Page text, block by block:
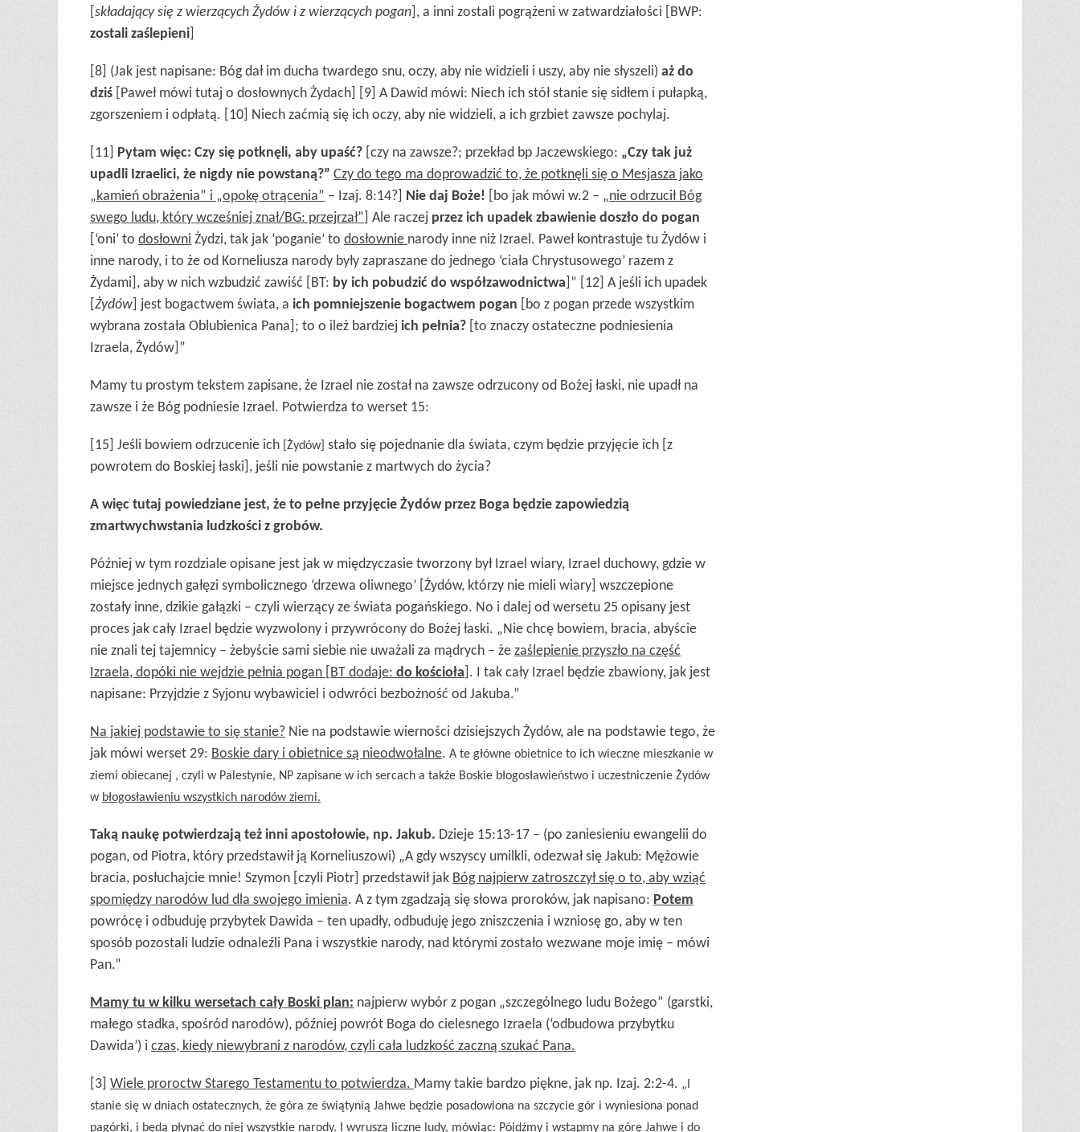
składający się z wierzących Żydów i z wierzących pogan ], a inni zostali pogrążeni w zatwardziałości [BWP:
zostali zaślepieni
[8] (Jak jest napisane: Bóg dał im ducha twardego snu, oczy, aby nie widzieli i uszy, aby nie słyszeli) aż do
dziś [Paweł mówi tutaj o dosłownych Żydach] [9] A Dawid mówi: Niech ich stół stanie się sidłem i pułapką,
zgorszeniem i odpłatą. [10] Niech zaćmią się ich oczy, aby nie widzieli, a ich grzbiet zawsze pochylaj.
[11] Pytam więc: Czy się potknęli, aby upaść? [czy na zawsze?; przekład bp Jaczewskiego: „Czy tak już
upadli Izraelici, że nigdy nie powstaną?” Czy do tego ma doprowadzić to, że potknęli się o Mesjasza jako
„kamień obrażenia” i „opokę otrącenia” – Izaj. 8:14?] Nie daj Boże! [bo jak mówi w.2 – „nie odrzucił Bóg
swego ludu, który wcześniej znał/BG: przejrzał” ] Ale raczej przez ich upadek zbawienie doszło do pogan
[‘oni’ to dosłowni Żydzi, tak jak ‘poganie’ to dosłownie narody inne niż Izrael. Paweł kontrastuje tu Żydów i
inne narody, i to że od Korneliusza narody były zapraszane do jednego ‘ciała Chrystusowego’ razem z
Żydami], aby w nich wzbudzić zawiść [BT: by ich pobudzić do współzawodnictwa ]” [12] A jeśli ich upadek
Żydów ] jest bogactwem świata, a ich pomniejszenie bogactwem pogan [bo z pogan przede wszystkim
wybrana została Oblubienica Pana]; to o ileż bardziej ich pełnia? [to znaczy ostateczne podniesienia
Izraela, Żydów]”
Mamy tu prostym tekstem zapisane, że Izrael nie został na zawsze odrzucony od Bożej łaski, nie upadł na
zawsze i że Bóg podniesie Izrael. Potwierdza to werset 15:
[15] Jeśli bowiem odrzucenie ich [Żydów] stało się pojednanie dla świata, czym będzie przyjęcie ich [z
powrotem do Boskiej łaski], jeśli nie powstanie z martwych do życia?
A więc tutaj powiedziane jest, że to pełne przyjęcie Żydów przez Boga będzie zapowiedzią
zmartwychwstania ludzkości z grobów.
Później w tym rozdziale opisane jest jak w międzyczasie tworzony był Izrael wiary, Izrael duchowy, gdzie w
miejsce jednych gałęzi symbolicznego ‘drzewa oliwnego’ [Żydów, którzy nie mieli wiary] wszczepione
zostały inne, dzikie gałązki – czyli wierzący ze świata pogańskiego. No i dalej od wersetu 25 opisany jest
proces jak cały Izrael będzie wyzwolony i przywrócony do Bożej łaski. „Nie chcę bowiem, bracia, abyście
nie znali tej tajemnicy – żebyście sami siebie nie uważali za mądrych – że zaślepienie przyszło na część
Izraela, dopóki nie wejdzie pełnia pogan [BT dodaje: do kościoła . I tak cały Izrael będzie zbawiony, jak jest
napisane: Przyjdzie z Syjonu wybawiciel i odwróci bezbożność od Jakuba.”
Na jakiej podstawie to się stanie? Nie na podstawie wierności dzisiejszych Żydów, ale na podstawie tego, że
jak mówi werset 29: Boskie dary i obietnice są nieodwołalne. A te główne obietnice to ich wieczne mieszkanie w
ziemi obiecanej , czyli w Palestynie, NP zapisane w ich sercach a także Boskie błogosławieństwo i uczestniczenie Żydów
w błogosławieniu wszystkich narodów ziemi.
Taką naukę potwierdzają też inni apostołowie, np. Jakub. Dzieje 15:13-17 – (po zaniesieniu ewangelii do
pogan, od Piotra, który przedstawił ją Korneliuszowi) „A gdy wszyscy umilkli, odezwał się Jakub: Mężowie
bracia, posłuchajcie mnie! Szymon [czyli Piotr] przedstawił jak Bóg najpierw zatroszczył się o to, aby wziąć
spomiędzy narodów lud dla swojego imienia. A z tym zgadzają się słowa proroków, jak napisano: Potem
powrócę i odbuduję przybytek Dawida – ten upadły, odbuduję jego zniszczenia i wzniosę go, aby w ten
sposób pozostali ludzie odnaleźli Pana i wszystkie narody, nad którymi zostało wezwane moje imię – mówi
Pan.”
Mamy tu w kilku wersetach cały Boski plan: najpierw wybór z pogan „szczególnego ludu Bożego” (garstki,
małego stadka, spośród narodów), później powrót Boga do cielesnego Izraela (‘odbudowa przybytku
Dawida’) i czas, kiedy niewybrani z narodów, czyli cała ludzkość zaczną szukać Pana.
[3] Wiele proroctw Starego Testamentu to potwierdza. Mamy takie bardzo piękne, jak np. Izaj. 2:2-4. „I
stanie się w dniach ostatecznych, że góra ze świątynią Jahwe będzie posadowiona na szczycie gór i wyniesiona ponad
pagórki, i będą płynąć do niej wszystkie narody. I wyruszą liczne ludy, mówiąc: Pójdźmy i wstąpmy na górę Jahwe i do